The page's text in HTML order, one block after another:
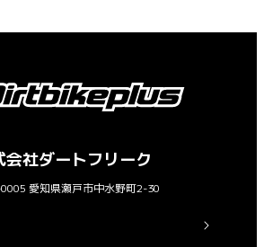
会社ダートフリーク
愛知県瀬戸市中水野町2-30